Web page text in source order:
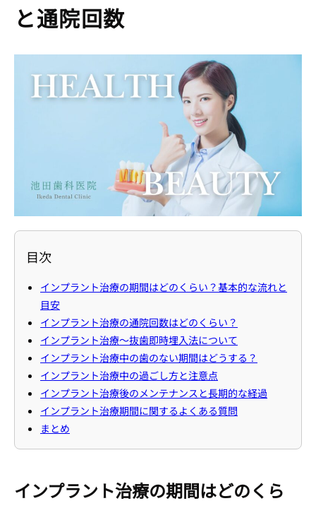
と通院回数
目次
インプラント治療の期間はどのくらい？基本的な流れと
目安
インプラント治療の通院回数はどのくらい？
インプラント治療〜抜歯即時埋入法について
インプラント治療中の歯のない期間はどうする？
インプラント治療中の過ごし方と注意点
インプラント治療後のメンテナンスと長期的な経過
インプラント治療期間に関するよくある質問
まとめ
インプラント治療の期間はどのくら